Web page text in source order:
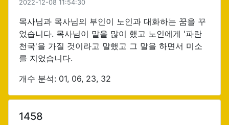
2022-12-08 11:54:30
목사님과 목사님의 부인이 노인과 대화하는 꿈을 꾸
었습니다. 목사님이 말을 많이 했고 노인에게 '파란
천국'을 가질 것이라고 말했고 그 말을 하면서 미소
를 지었습니다.
개수 분석: 01, 06, 23, 32
1458